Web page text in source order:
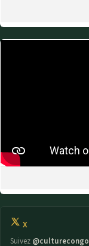
X
Suivez @culturecongo